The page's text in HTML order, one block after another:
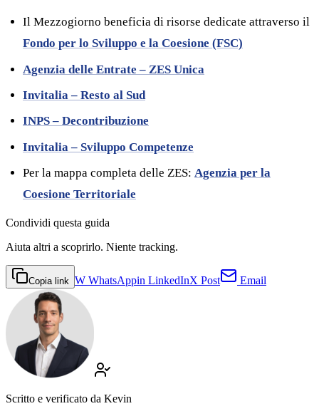
Il Mezzogiorno beneficia di risorse dedicate attraverso il
Fondo per lo Sviluppo e la Coesione (FSC)
Agenzia delle Entrate – ZES Unica
Invitalia – Resto al Sud
INPS – Decontribuzione
Invitalia – Sviluppo Competenze
Per la mappa completa delle ZES: Agenzia per la
Coesione Territoriale
Condividi questa guida
Aiuta altri a scoprirlo. Niente tracking.
Copia link W WhatsAppin LinkedInX Post Email
Scritto e verificato da Kevin